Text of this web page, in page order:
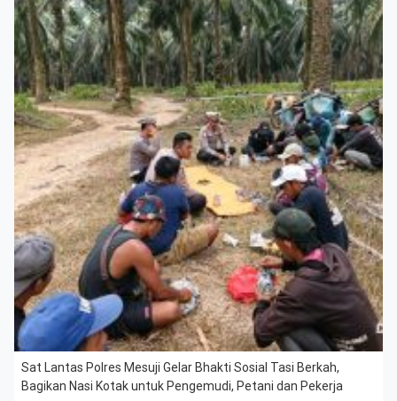
Sat Lantas Polres Mesuji Gelar Bhakti Sosial Tasi Berkah,
Bagikan Nasi Kotak untuk Pengemudi, Petani dan Pekerja